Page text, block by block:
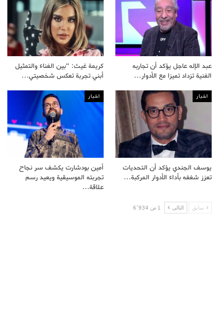
عبد الإله عاجل يؤكد أن تجاربه
الفنية تزداد تميزا مع الأدوار…
كريمة غيث: “بين الغناء والتمثيل
أبني تجربة تعكس شخصيتي…
اخبار
يوسف الجندي يؤكد أن التحديات
تعزز شغفه بأداء الأدوار المركبة…
اخبار
أمين بودشارت يكشف سر نجاح
تجربته الموسيقية ويعيد رسم
علاقة…
سابق التالى 1 من 6٬934